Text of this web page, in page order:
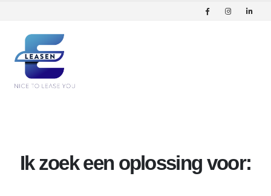
Ik zoek een oplossing voor: